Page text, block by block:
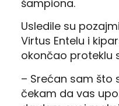
šampiona.
Usledile su
Virtus Entelu i
okončao proteklu
– Srećan sam što
čekam da vas